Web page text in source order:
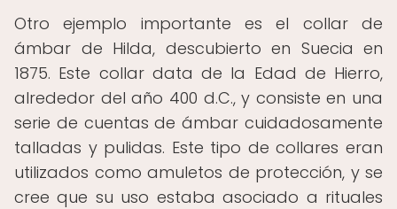
Otro ejemplo importante es el collar de
ámbar de Hilda, descubierto en Suecia en
1875. Este collar data de la Edad de Hierro,
alrededor del año 400 d.C., y consiste en una
serie de cuentas de ámbar cuidadosamente
talladas y pulidas. Este tipo de collares eran
utilizados como amuletos de protección, y se
cree que su uso estaba asociado a rituales